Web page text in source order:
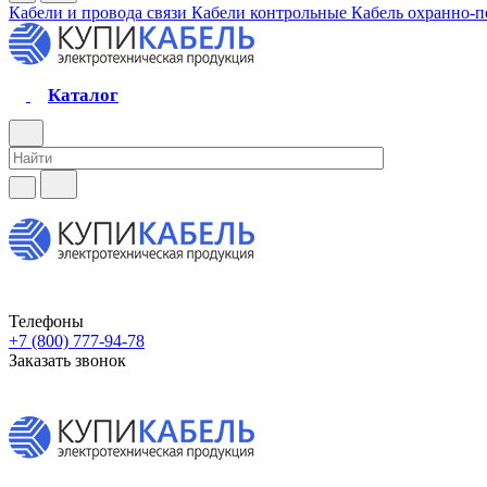
Кабели и провода связи Кабели контрольные Кабель охранно-
Каталог
Телефоны
+7 (800) 777-94-78
Заказать звонок